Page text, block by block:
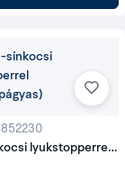
lyukstopperrel